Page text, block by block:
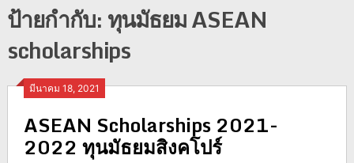
ป้ายกำกับ:ทุนมัธยม ASEAN
scholarships
มีนาคม 18, 2021
ASEAN Scholarships 2021-
2022 ทุนมัธยมสิงคโปร์